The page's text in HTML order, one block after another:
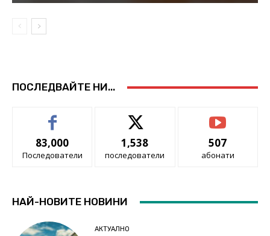
ПОСЛЕДВАЙТЕ НИ...
83,000
Последователи
1,538
последователи
507
абонати
НАЙ-НОВИТЕ НОВИНИ
АКТУАЛНО